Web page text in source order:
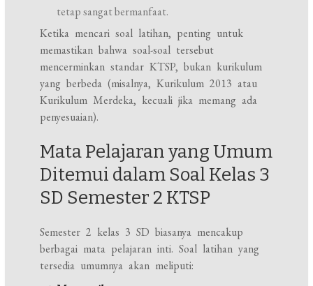
tetap sangat bermanfaat.
Ketika mencari soal latihan, penting untuk
memastikan bahwa soal-soal tersebut
mencerminkan standar KTSP, bukan kurikulum
yang berbeda (misalnya, Kurikulum 2013 atau
Kurikulum Merdeka, kecuali jika memang ada
penyesuaian).
Mata Pelajaran yang Umum
Ditemui dalam Soal Kelas 3
SD Semester 2 KTSP
Semester 2 kelas 3 SD biasanya mencakup
berbagai mata pelajaran inti. Soal latihan yang
tersedia umumnya akan meliputi: